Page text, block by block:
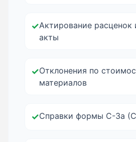
✓Актирование расценок
акты
✓Отклонения по
материалов
✓Справки формы С-3а